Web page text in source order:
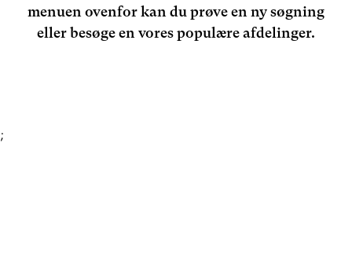
menuen ovenfor kan du prøve en ny søgning
eller besøge en vores populære afdelinger.
;